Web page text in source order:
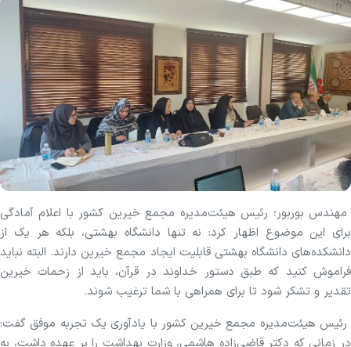
مهندس بوربور؛ رئیس هیئت‌مدیره مجمع خیرین کشور با اعلام آمادگی
برای این موضوع اظهار کرد: نه تنها دانشگاه بهشتی، بلکه هر یک از
دانشکده‌های دانشگاه بهشتی قابلیت ایجاد مجمع خیرین دارند. البته نباید
فراموش کنید که طبق دستور خداوند در قرآن، باید از زحمات خیرین
تقدیر و تشکر شود تا برای همراهی با شما ترغیب شوند.
رئیس هیئت‌مدیره مجمع خیرین کشور با یادآوری یک تجربه موفق گفت:
در زمانی که دکتر قاضی‌زاده هاشمی، وزارت بهداشت را بر عهده داشت، به